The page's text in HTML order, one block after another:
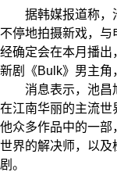
据韩媒报道称，池
不停地拍摄新戏，
经确定会在本月播出
新剧《Bulk》男主角
消息表示，池昌旭
在江南华丽的主流世
他众多作品中的一部
世界的解决师，以及
剧。